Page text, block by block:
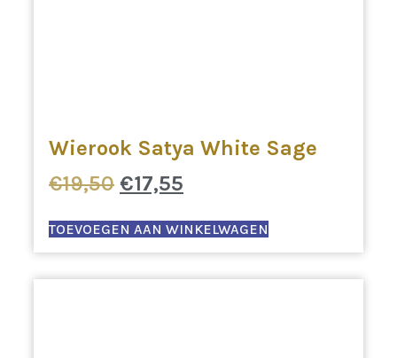
Wierook Satya White Sage
€19,50 Oorspronkelijke
was:
€19,50.
€17,55
is:
€17,55.
TOEVOEGEN AAN WINKELWAGEN